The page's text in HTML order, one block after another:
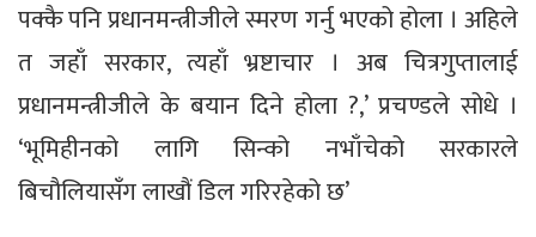
पक्कै पनि प्रधानमन्त्रीजीले स्मरण गर्नु भएको होला । अहिले
त जहाँ सरकार, त्यहाँ भ्रष्टाचार । अब चित्रगुप्तालाई
प्रधानमन्त्रीजीले के बयान दिने होला ?,’ प्रचण्डले सोधे ।
‘भूमिहीनको लागि सिन्को नभाँचेको सरकारले
बिचौलियासँग लाखौं डिल गरिरहेको छ’